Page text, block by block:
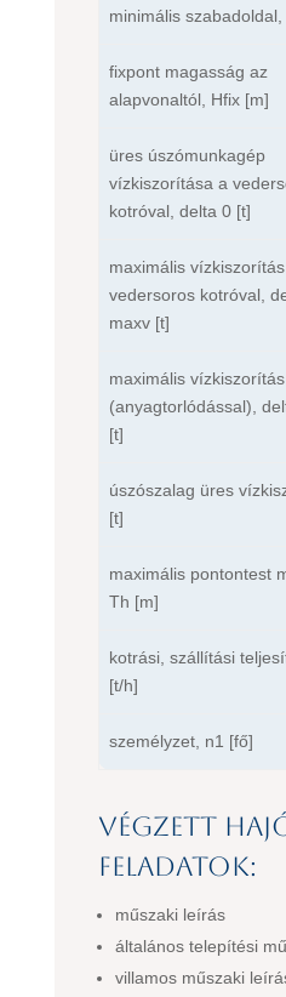
minimális szabadoldal,
fixpont magasság az
alapvonaltól, Hfix [m]
üres úszómunkagép
vízkiszorítása a
kotróval, delta 0 [t]
maximális vízkiszorítás
vedersoros kotróval,
maxv [t]
maximális vízkiszorítás
(anyagtorlódással),
[t]
úszószalag üres
[t]
maximális pontontest
Th [m]
kotrási, szállítási
[t/h]
személyzet, n1 [fő]
Végzett
feladatok:
műszaki leírás
általános telepítési
villamos műszaki